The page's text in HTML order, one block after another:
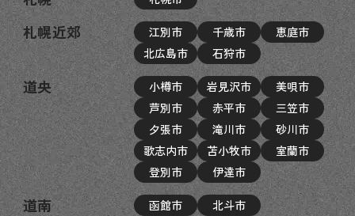
札幌近郊 江別市 千歳市
恵庭市
北広島市
石狩市
道央 小樽市 岩見沢市
美唄市
芦別市
赤平市
三笠市
夕張市
滝川市
砂川市
歌志内市
苫小牧市
室蘭市
登別市
伊達市
道南 函館市 北斗市